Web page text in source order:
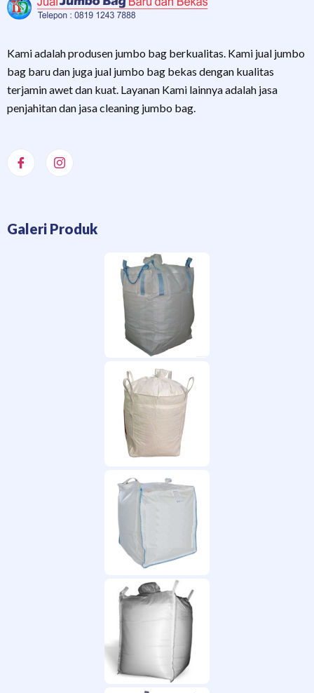
Kami adalah produsen jumbo bag berkualitas. Kami jual jumbo
bag baru dan juga jual jumbo bag bekas dengan kualitas
terjamin awet dan kuat. Layanan Kami lainnya adalah jasa
penjahitan dan jasa cleaning jumbo bag.
Galeri Produk